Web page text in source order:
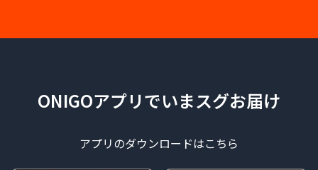
ONIGOアプリでいまスグお届け
アプリのダウンロードはこちら